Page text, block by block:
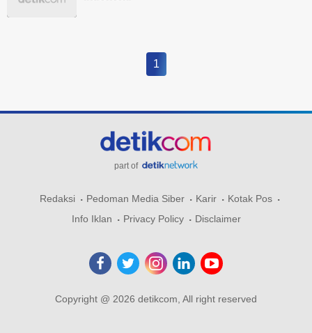
1
part of
Redaksi Pedoman Media Siber Karir
Kotak Pos
Info Iklan
Privacy Policy Disclaimer
Copyright @ 2026 detikcom, All right reserved